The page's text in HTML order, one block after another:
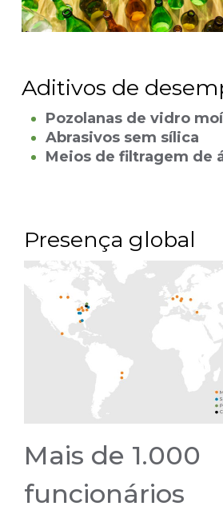
Aditivos de
Pozolanas de vidro
Abrasivos sem sílica
Meios de filtragem de
Presença global
Mais de 1.000
funcionários